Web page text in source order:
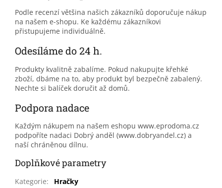
Podle recenzí většina našich zákazníků doporučuje nákup
na našem e-shopu. Ke každému zákazníkovi
přistupujeme individuálně.
Odesíláme do 24 h.
Produkty kvalitně zabalíme. Pokud nakupujte křehké
zboží, dbáme na to, aby produkt byl bezpečně zabalený.
Nechte si balíček doručit až domů.
Podpora nadace
Každým nákupem na našem eshopu www.eprodoma.cz
podpoříte nadaci Dobrý anděl (www.dobryandel.cz) a
naší chráněnou dílnu.
Doplňkové parametry
Kategorie:
Hračky